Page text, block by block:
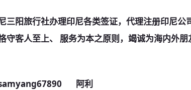
三阳旅行社办理印尼各类签证，代理注册印尼公
守客人至上、 服务为本之原则，竭诚为海内外
samyang67890 阿利